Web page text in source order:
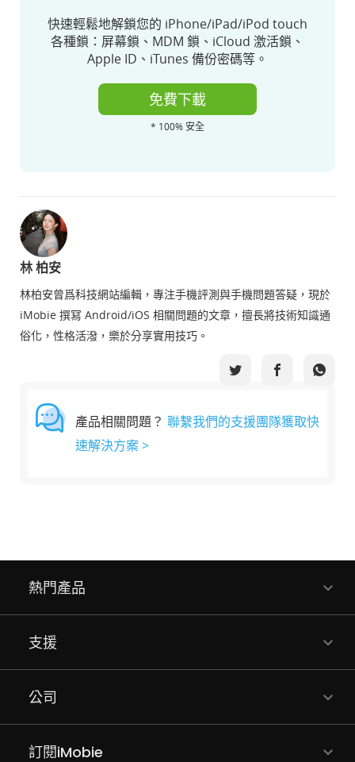
快速輕鬆地解鎖您的 iPhone/iPad/iPod touch
各種鎖：屏幕鎖、MDM 鎖、iCloud 激活鎖、
Apple ID、iTunes 備份密碼等。
免費下載
* 100% 安全
林 柏安
林柏安曾爲科技網站編輯，專注手機評測與手機問題答疑，現於
iMobie 撰冩 Android/iOS 相關問題的文章，擅長將技術知識通
俗化，性格活潑，樂於分享實用技巧。
產品相關問題？ 聯繫我們的支援團隊獲取快
速解決方案 >
熱門產品
支援
公司
訂閱iMobie